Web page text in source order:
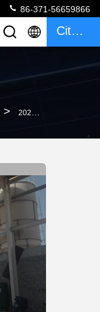
86-371-56659866
Citaat
> 2020 Installatie Van Het Nieuw Product De Droge Mortier Met PLC Controlerend Systeem